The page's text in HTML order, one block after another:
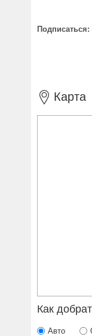
Подписаться:
Карта
Как
Авто